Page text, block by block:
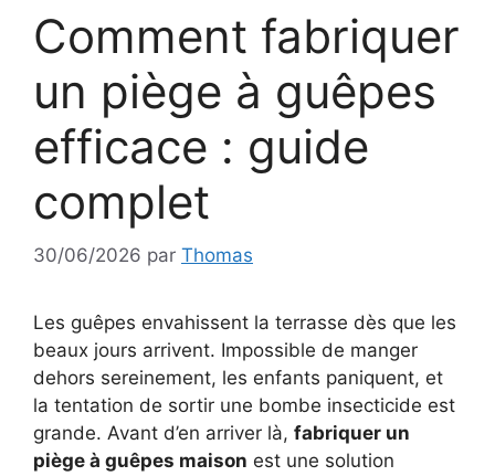
Comment fabriquer
un piège à guêpes
efficace : guide
complet
30/06/2026 par Thomas
Les guêpes envahissent la terrasse dès que les
beaux jours arrivent. Impossible de manger
dehors sereinement, les enfants paniquent, et
la tentation de sortir une bombe insecticide est
grande. Avant d’en arriver là, fabriquer un
piège à guêpes maison est une solution